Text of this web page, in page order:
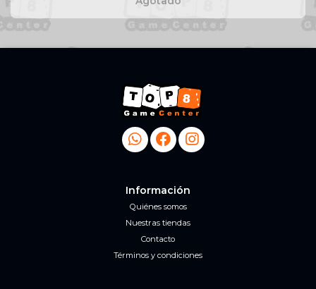
Información
Quiénes somos
Nuestras tiendas
Contacto
Términos y condiciones